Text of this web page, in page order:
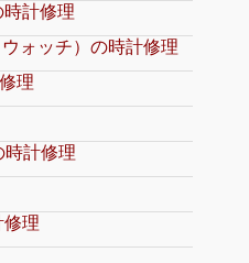
計修理
ォッチ）の時計修理
理
計修理
理